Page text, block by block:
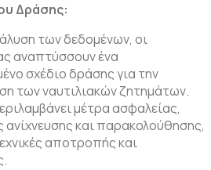
Δράσης:
των δεδομένων, οι
αναπτύσσουν ένα
σχέδιο δράσης για την
των ναυτιλιακών ζητημάτων.
μέτρα ασφαλείας,
ανίχνευσης και παρακολούθησης,
αποτροπής και